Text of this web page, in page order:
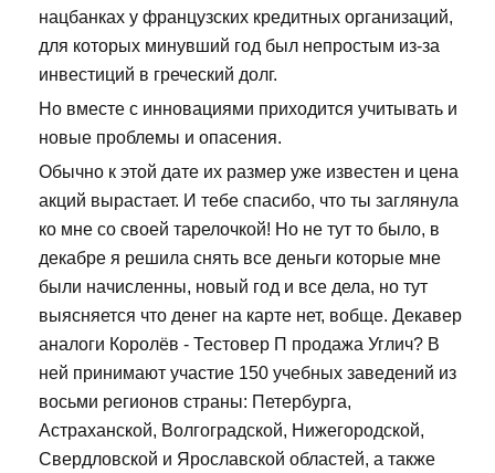
нацбанках у французских кредитных организаций,
для которых минувший год был непростым из-за
инвестиций в греческий долг.
Но вместе с инновациями приходится учитывать и
новые проблемы и опасения.
Обычно к этой дате их размер уже известен и цена
акций вырастает. И тебе спасибо, что ты заглянула
ко мне со своей тарелочкой! Но не тут то было, в
декабре я решила снять все деньги которые мне
были начисленны, новый год и все дела, но тут
выясняется что денег на карте нет, вобще. Декавер
аналоги Королёв - Тестовер П продажа Углич? В
ней принимают участие 150 учебных заведений из
восьми регионов страны: Петербурга,
Астраханской, Волгоградской, Нижегородской,
Свердловской и Ярославской областей, а также